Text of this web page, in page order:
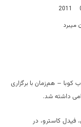
کوبا – هم‌زمان با برگزاری
داشته شد.
فیدل کاسترو، در